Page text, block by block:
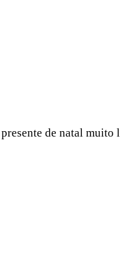
de natal